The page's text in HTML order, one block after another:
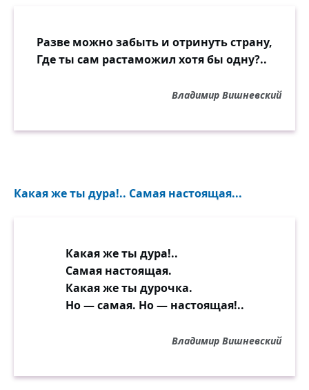
Разве можно забыть и отринуть страну,
Где ты сам растаможил хотя бы одну?..
Владимир Вишневский
Какая же ты дура!.. Самая настоящая...
Какая же ты дура!..
Самая настоящая.
Какая же ты дурочка.
Но — самая. Но — настоящая!..
Владимир Вишневский